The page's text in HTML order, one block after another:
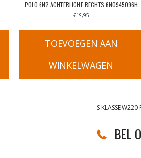
POLO 6N2 ACHTERLICHT RECHTS 6N0945096H
€19,95
TOEVOEGEN AAN
WINKELWAGEN
S-KLASSE
BEL